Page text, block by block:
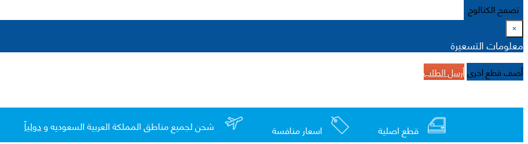
تصفح الكتالوج
×
معلومات التسعيرة
أضف قطع اخرىأرسل الطلب
قطع اصلية اسعار منافسة شحن لجميع مناطق المملكة العربية السعوديه ودولياً